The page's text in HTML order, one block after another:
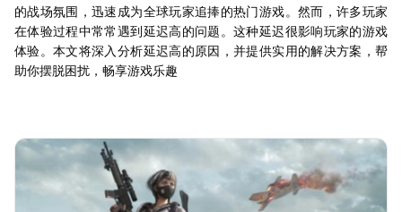
的战场氛围，迅速成为全球玩家追捧的热门游戏。然而，许多玩家
在体验过程中常常遇到延迟高的问题。这种延迟很影响玩家的游戏
体验。本文将深入分析延迟高的原因，并提供实用的解决方案，帮
助你摆脱困扰，畅享游戏乐趣